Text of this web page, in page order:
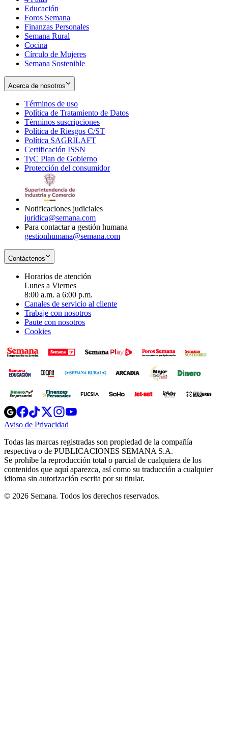
window
new
window
Educación
Foros Semana
Finanzas Personales
Semana Rural
Cocina
Círculo de Mujeres
Semana Sostenible
Acerca de nosotros
Términos de uso
in
new
window
Política de Tratamiento de Datos
Términos suscripciones
in
Política de Riesgos C/ST
Política SAGRILAFT
new
window
Certificación ISSN
in
new
TyC Plan de Gobierno
in
Protección del consumidorOpens
Notificaciones judiciales
juridica@semana.com
Para contactar a gestión humana
gestionhumana@semana.com
Contáctenos
Horarios de atención
Lunes a Viernes
8:00 a.m. a 6:00 p.m.
Canales de servicio al cliente
Trabaje con nosotros
Paute con nosotros
Cookies
Opens
in
new
Opens
in
new
Opens
in
new
window
Opens
new
windowwindow
Aviso de Privacidad
new
window
Todas las marcas registradas son propiedad de la compañía
respectiva o de PUBLICACIONES SEMANA S.A.
Se prohíbe la reproducción total o parcial de cualquiera de los
contenidos que aquí aparezca, así como su traducción a cualquier
idioma sin autorización escrita por su titular.
© 2026 Semana. Todos los derechos reservados.